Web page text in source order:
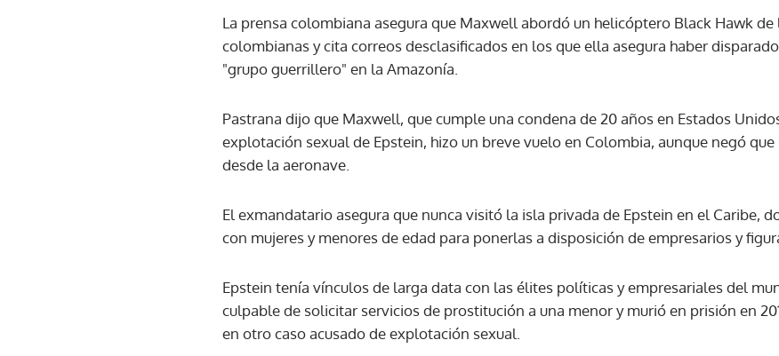
La prensa colombiana asegura que Maxwell abordó un helicóptero Black Hawk
colombianas y cita correos desclasificados en los que ella asegura haber
"grupo guerrillero" en la Amazonía.
Pastrana dijo que Maxwell, que cumple una condena de 20 años en Estados
explotación sexual de Epstein, hizo un breve vuelo en Colombia, aunque negó
desde la aeronave.
El exmandatario asegura que nunca visitó la isla privada de Epstein en el Caribe,
con mujeres y menores de edad para ponerlas a disposición de empresarios y
Epstein tenía vínculos de larga data con las élites políticas y empresariales del
culpable de solicitar servicios de prostitución a una menor y murió en prisión en
en otro caso acusado de explotación sexual.